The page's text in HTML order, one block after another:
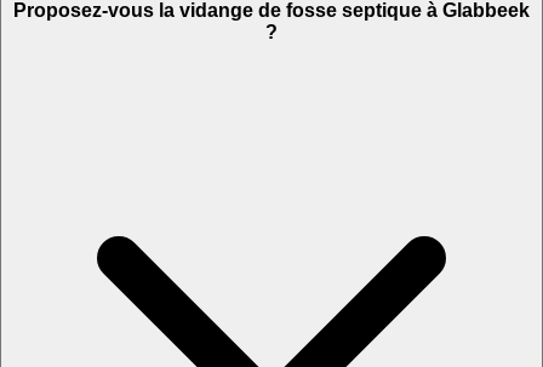
Proposez-vous la vidange de fosse septique à Glabbeek
?